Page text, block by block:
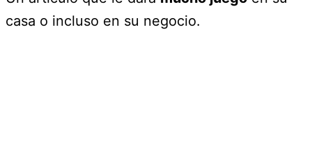
casa o incluso en su negocio.